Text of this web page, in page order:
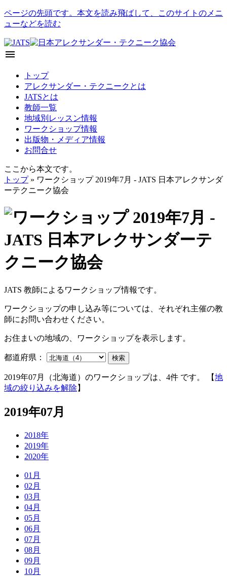
ページの先頭です。本文を読み飛ばして、このサイトのメニ
ューなどを読む
menu
トップ
アレクサンダー・テクニークとは
JATSとは
教師一覧
地域別レッスン情報
ワークショップ情報
出版物・メディア情報
お問合せ
ここから本文です。
トップ» ワークショップ 2019年7月 - JATS 日本アレクサンダ
ーテクニーク協会
JATS 教師によるワークショップ情報です。
ワークショップの申し込み等については、それぞれ主催の教
師にお問い合わせください。
お住まいの地域の、ワークショップを表示します。
都道府県： 検索
2019年07月（北海道）のワークショップは、4件 です。 【地
域の絞り込みを解除 】
2019年07月
2018年
2019年
2020年
01月
02月
03月
04月
05月
06月
07月
08月
09月
10月